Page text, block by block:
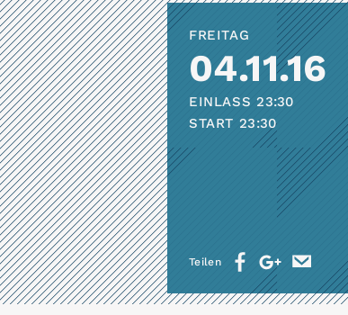
FREITAG
04.11.16
EINLASS 23:30
START 23:30
Teilen